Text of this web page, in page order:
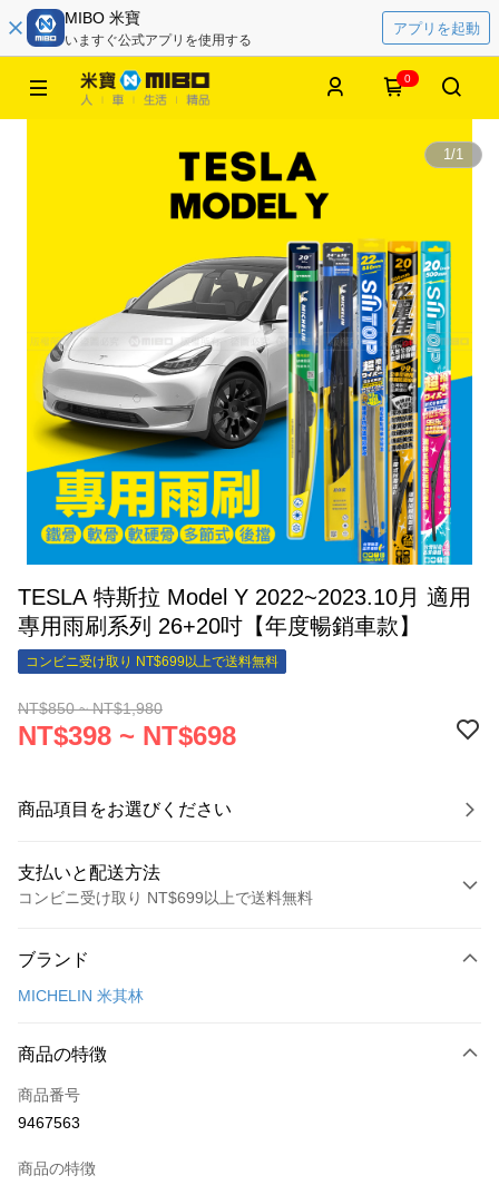
MIBO 米寶
いますぐ公式アプリを使用する
アプリを起動
0
1/1
TESLA 特斯拉 Model Y 2022~2023.10月 適用
專用雨刷系列 26+20吋【年度暢銷車款】
コンビニ受け取り NT$699以上で送料無料
NT$850 ~ NT$1,980
NT$398 ~ NT$698
商品項目をお選びください
支払いと配送方法
コンビニ受け取り NT$699以上で送料無料
クレジットカード1回払い
3回払い、金利0、毎回
華南商業銀行
上海商業儲蓄銀行
台湾中小企業銀行
コンビニ店頭代金引換
LINE Pay
Apple Pay
ブランド
MICHELIN 米其林
商品の特徴
商品番号
9467563
商品の特徴